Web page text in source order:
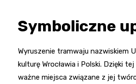
Symboliczne
Wyruszenie tramwaju nazwiskiem
kulturę Wrocławia i Polski. Dzięki
ważne miejsca związane z jej